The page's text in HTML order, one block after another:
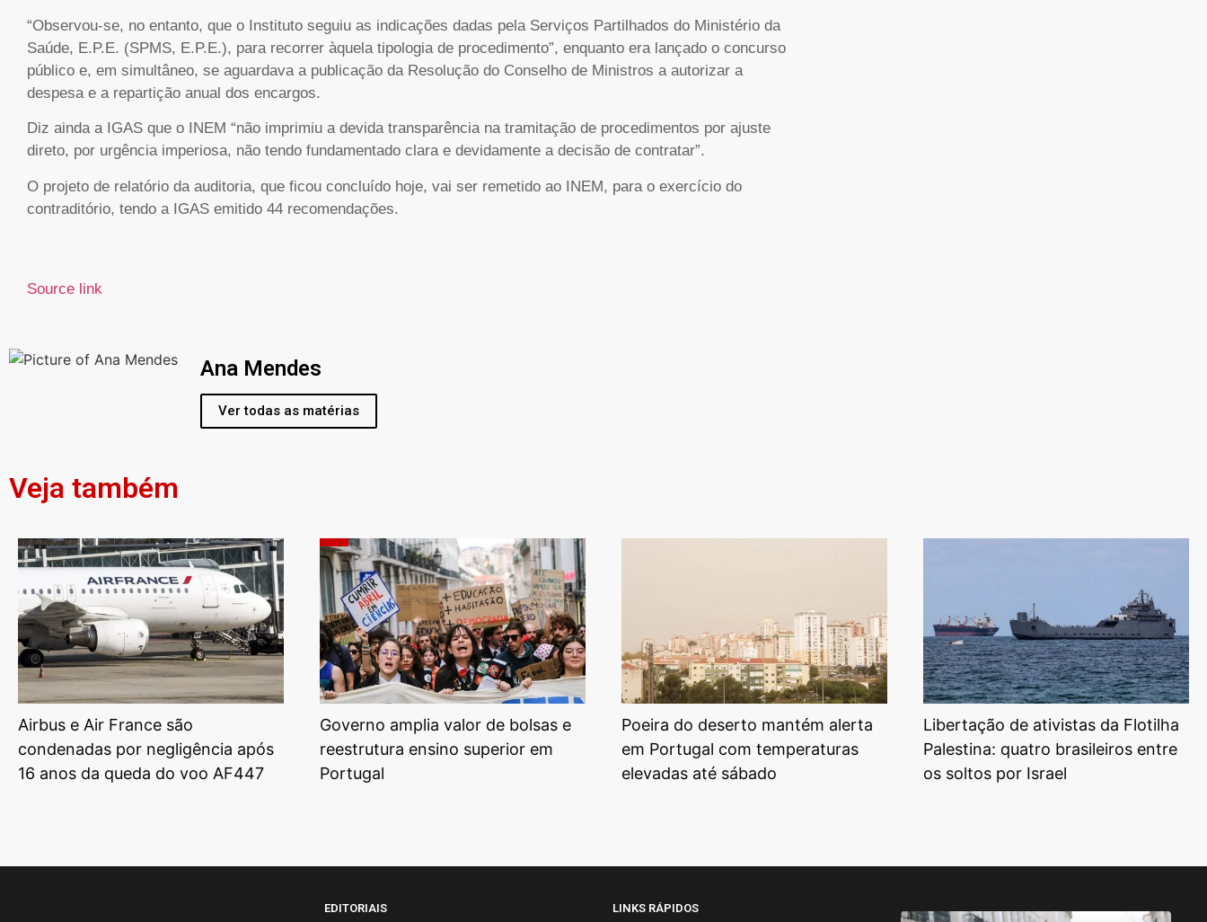
“Observou-se, no entanto, que o Instituto seguiu as indicações dadas pela Serviços Partilhados do Ministério da
Saúde, E.P.E. (SPMS, E.P.E.), para recorrer àquela tipologia de procedimento”, enquanto era lançado o concurso
público e, em simultâneo, se aguardava a publicação da Resolução do Conselho de Ministros a autorizar a
despesa e a repartição anual dos encargos.
Diz ainda a IGAS que o INEM “não imprimiu a devida transparência na tramitação de procedimentos por ajuste
direto, por urgência imperiosa, não tendo fundamentado clara e devidamente a decisão de contratar”.
O projeto de relatório da auditoria, que ficou concluído hoje, vai ser remetido ao INEM, para o exercício do
contraditório, tendo a IGAS emitido 44 recomendações.
Source link
Ana Mendes
Ver todas as matérias
Veja também
Airbus e Air France são
condenadas por negligência após
16 anos da queda do voo AF447
Governo amplia valor de bolsas e
reestrutura ensino superior em
Portugal
Poeira do deserto mantém alerta
em Portugal com temperaturas
elevadas até sábado
Libertação de ativistas da Flotilha
Palestina: quatro brasileiros entre
os soltos por Israel
EDITORIAIS LINKS RÁPIDOS